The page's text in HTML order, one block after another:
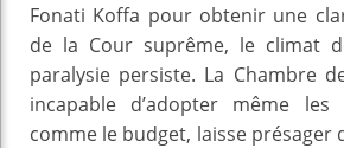
Fonati Koffa pour obtenir une
de la Cour suprême, le climat
paralysie persiste. La Chambre
incapable d’adopter même les
comme le budget, laisse présager